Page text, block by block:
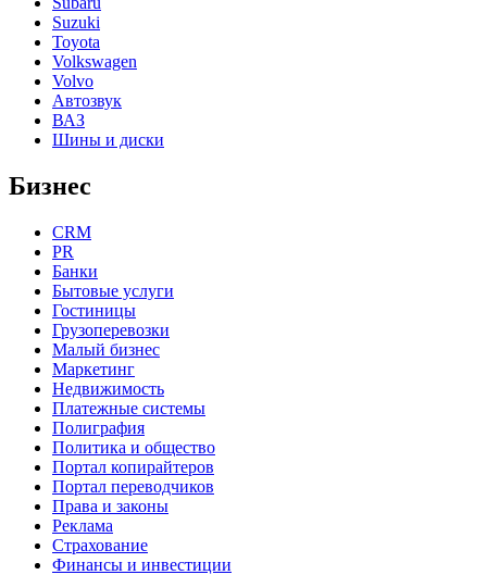
Suzuki
Toyota
Volkswagen
Volvo
Автозвук
ВАЗ
Шины и диски
Бизнес
CRM
PR
Банки
Бытовые услуги
Гостиницы
Грузоперевозки
Малый бизнес
Маркетинг
Недвижимость
Платежные системы
Полиграфия
Политика и общество
Портал копирайтеров
Портал переводчиков
Права и законы
Реклама
Страхование
Финансы и инвестиции